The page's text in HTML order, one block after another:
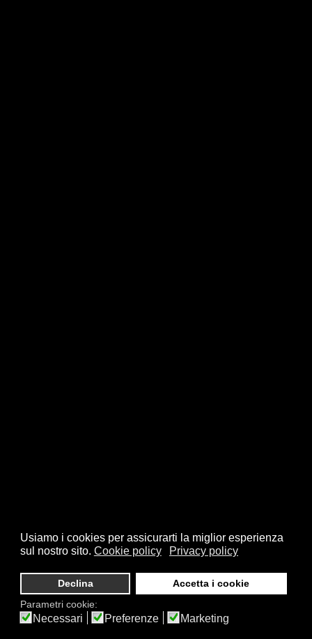
Usiamo i cookies per assicurarti la miglior esperienza
sul nostro sito. Cookie policy Privacy policy
Declina
Accetta i cookie
Parametri cookie:
Necessari Preferenze Marketing